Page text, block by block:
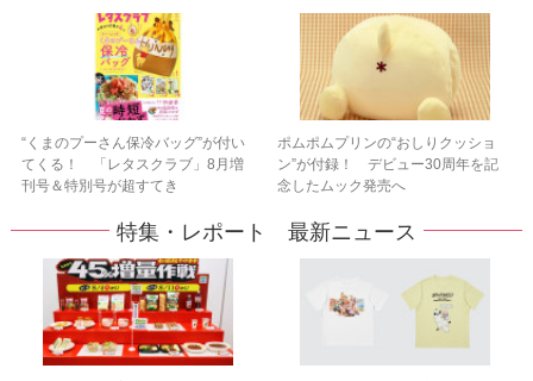
“くまのプーさん保冷バッグ”が付い
てくる！ 「レタスクラブ」8月増
刊号＆特別号が超すてき
ポムポムプリンの“おしりクッショ
ン”が付録！ デビュー30周年を記
念したムック発売へ
特集・レポート 最新ニュース